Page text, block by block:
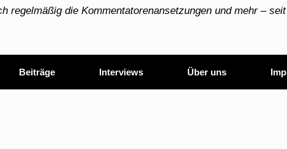
regelmäßig die Kommentatorenansetzungen und mehr –
Beiträge Interviews Über uns